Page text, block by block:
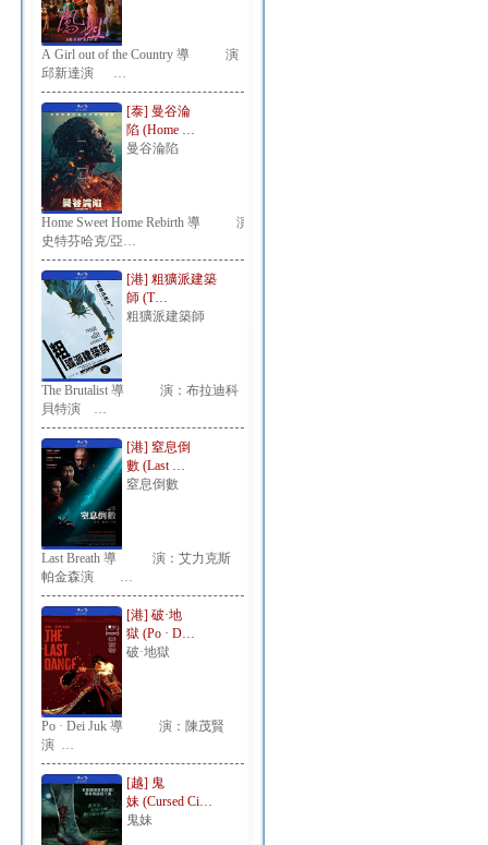
A Girl out of the Country 導 演：
邱新達演 …
[泰] 曼谷淪
陷 (Home …
曼谷淪陷
Home Sweet Home Rebirth 導 演：
史特芬哈克/亞…
[港] 粗獷派建築
師 (T…
粗獷派建築師
The Brutalist 導 演：布拉迪科
貝特演 …
[港] 窒息倒
數 (Last …
窒息倒數
Last Breath 導 演：艾力克斯
帕金森演 …
[港] 破·地
獄 (Po · D…
破·地獄
Po · Dei Juk 導 演：陳茂賢
演 …
[越] 鬼
妹 (Cursed Ci…
鬼妹